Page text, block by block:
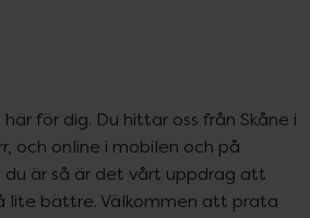
för dig. Du hittar oss från Skåne i
och online i mobilen och på
är så är det vårt uppdrag att
lite bättre. Välkommen att prata